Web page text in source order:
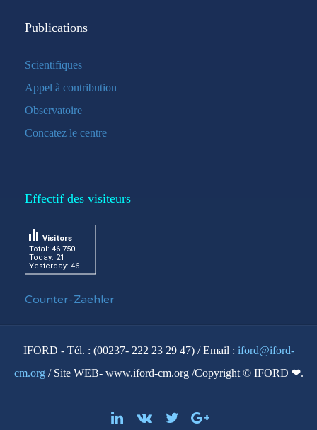
Publications
Scientifiques
Appel à contribution
Observatoire
Concatez le centre
Effectif des visiteurs
Total: 46 750
Today: 21
Yesterday: 46
Visitors
Counter-Zaehler
IFORD - Tél. : (00237- 222 23 29 47) / Email : iford@iford-
cm.org / Site WEB- www.iford-cm.org /Copyright © IFORD ❤.